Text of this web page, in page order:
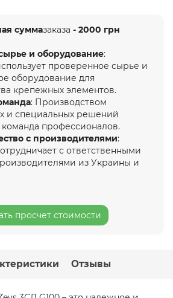
суммазаказа - 2000 грн
и оборудование:
проверенное сырье и
оборудование для
крепежных элементов.
: Производством
и специальных решений
команда профессионалов.
с производителями:
с ответственными
из Украины и
просчет стоимости
Отзывы